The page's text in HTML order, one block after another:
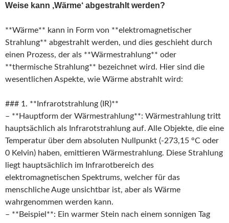
Weise kann ‚Wärme‘ abgestrahlt werden?
**Wärme** kann in Form von **elektromagnetischer
Strahlung** abgestrahlt werden, und dies geschieht durch
einen Prozess, der als **Wärmestrahlung** oder
**thermische Strahlung** bezeichnet wird. Hier sind die
wesentlichen Aspekte, wie Wärme abstrahlt wird:
### 1. **Infrarotstrahlung (IR)**
– **Hauptform der Wärmestrahlung**: Wärmestrahlung tritt
hauptsächlich als Infrarotstrahlung auf. Alle Objekte, die eine
Temperatur über dem absoluten Nullpunkt (-273,15 °C oder
0 Kelvin) haben, emittieren Wärmestrahlung. Diese Strahlung
liegt hauptsächlich im Infrarotbereich des
elektromagnetischen Spektrums, welcher für das
menschliche Auge unsichtbar ist, aber als Wärme
wahrgenommen werden kann.
– **Beispiel**: Ein warmer Stein nach einem sonnigen Tag